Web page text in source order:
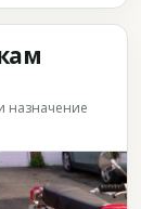
назначение